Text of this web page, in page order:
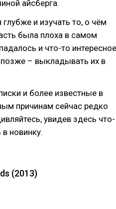
айсберга.
и изучать то, о чём
была плоха в самом
и что-то
позже – выкладывать их в
и более известные в
причинам сейчас редко
увидев здесь что-
новинку.
(2013)